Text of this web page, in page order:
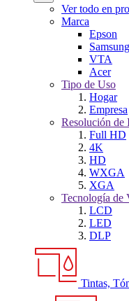
Ver todo en
Marca
Epson
Samsung
VTA
Acer
Tipo de Uso
Hogar
Empresa
Resolución de
Full HD
4K
HD
WXGA
XGA
Tecnología de
LCD
LED
DLP
Tintas,